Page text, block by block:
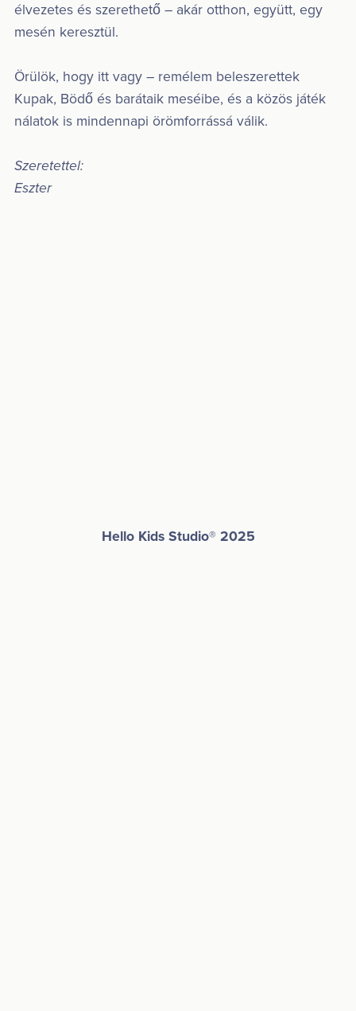
élvezetes és szerethető – akár otthon, együtt, egy
mesén keresztül.
Örülök, hogy itt vagy – remélem beleszerettek
Kupak, Bödő és barátaik meséibe, és a közös játék
nálatok is mindennapi örömforrássá válik.
Szeretettel:
Eszter
Hello Kids Studio® 2025